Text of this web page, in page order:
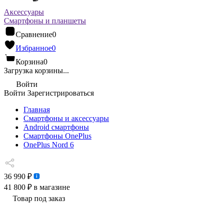
Аксессуары
Смартфоны и планшеты
Сравнение0
Избранное0
Корзина0
Загрузка корзины...
Войти
Войти Зарегистрироваться
Главная
Смартфоны и аксессуары
Android cмартфоны
Смартфоны OnePlus
OnePlus Nord 6
36 990 ₽
41 800 ₽ в магазине
Товар под заказ